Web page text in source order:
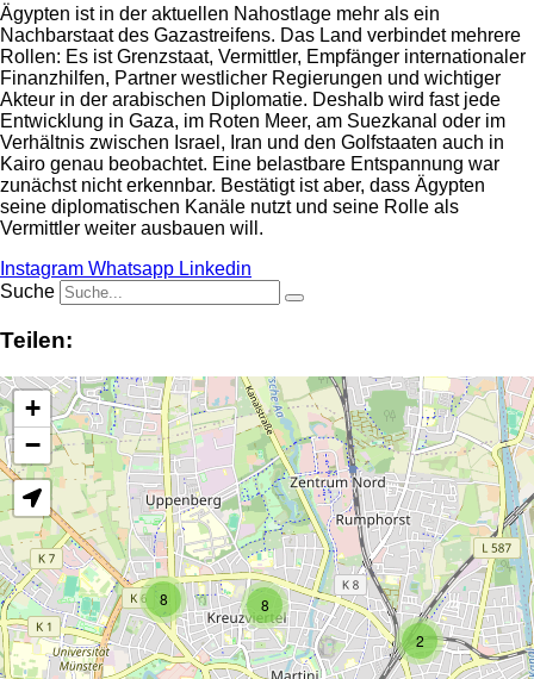
Ägypten ist in der aktuellen Nahostlage mehr als ein
Nachbarstaat des Gazastreifens. Das Land verbindet mehrere
Rollen: Es ist Grenzstaat, Vermittler, Empfänger internationaler
Finanzhilfen, Partner westlicher Regierungen und wichtiger
Akteur in der arabischen Diplomatie. Deshalb wird fast jede
Entwicklung in Gaza, im Roten Meer, am Suezkanal oder im
Verhältnis zwischen Israel, Iran und den Golfstaaten auch in
Kairo genau beobachtet. Eine belastbare Entspannung war
zunächst nicht erkennbar. Bestätigt ist aber, dass Ägypten
seine diplomatischen Kanäle nutzt und seine Rolle als
Vermittler weiter ausbauen will.
Instagram Whatsapp Linkedin
Suche
Teilen:
2
8 8
+
−